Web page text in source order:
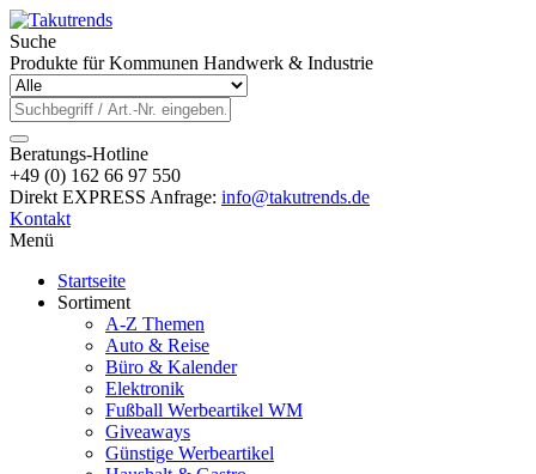
Suche
Produkte für Kommunen Handwerk & Industrie
Beratungs-Hotline
+49 (0) 162 66 97 550
Direkt EXPRESS Anfrage: info@takutrends.de
Kontakt
Menü
Startseite
Sortiment
A-Z Themen
Auto & Reise
Büro & Kalender
Elektronik
Fußball Werbeartikel WM
Giveaways
Günstige Werbeartikel